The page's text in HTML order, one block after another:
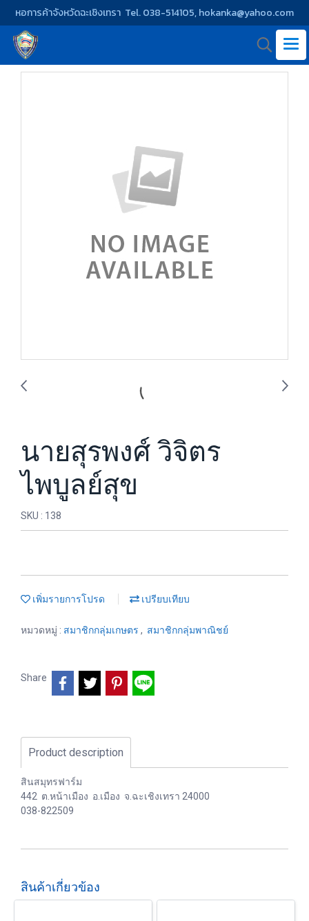
หอการค้าจังหวัดฉะเชิงเทรา Tel. 038-514105, hokanka@yahoo.com
นายสุรพงศ์ วิจิตร
ไพบูลย์สุข
SKU : 138
เพิ่มรายการโปรด เปรียบเทียบ
หมวดหมู่ : สมาชิกกลุ่มเกษตร , สมาชิกกลุ่มพาณิชย์
Share
Product description
สินสมุทรฟาร์ม
442 ต.หน้าเมือง อ.เมือง จ.ฉะเชิงเทรา 24000
038-822509
สินค้าเกี่ยวข้อง